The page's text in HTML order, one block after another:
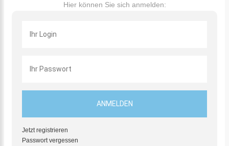
Hier können Sie sich anmelden:
Jetzt registrieren
Passwort vergessen